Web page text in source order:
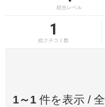
総合レベル
1
総クチコミ数
1～1 件を表示 / 全